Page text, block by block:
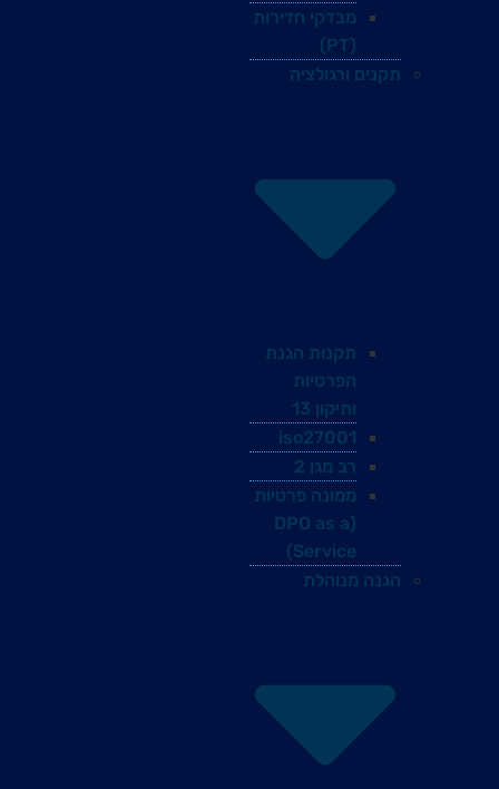
מבדקי חדירות
(PT)
תקנים ורגולציה
תקנות הגנת
הפרטיות
ותיקון 13
iso27001
רב מגן 2
ממונה פרטיות
(DPO as a
Service)
הגנה מנוהלת